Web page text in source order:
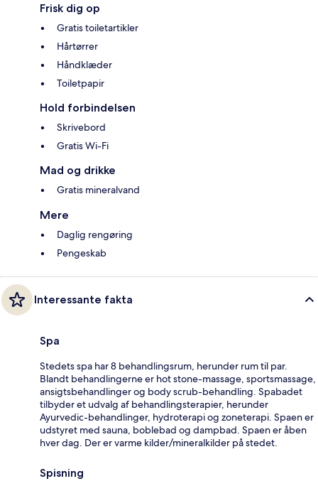
Frisk dig op
Gratis toiletartikler
Hårtørrer
Håndklæder
Toiletpapir
Hold forbindelsen
Skrivebord
Gratis Wi-Fi
Mad og drikke
Gratis mineralvand
Mere
Daglig rengøring
Pengeskab
Interessante fakta
Spa
Stedets spa har 8 behandlingsrum, herunder rum til par.
Blandt behandlingerne er hot stone-massage, sportsmassage,
ansigtsbehandlinger og body scrub-behandling. Spabadet
tilbyder et udvalg af behandlingsterapier, herunder
Ayurvedic-behandlinger, hydroterapi og zoneterapi. Spaen er
udstyret med sauna, boblebad og dampbad. Spaen er åben
hver dag. Der er varme kilder/mineralkilder på stedet.
Spisning